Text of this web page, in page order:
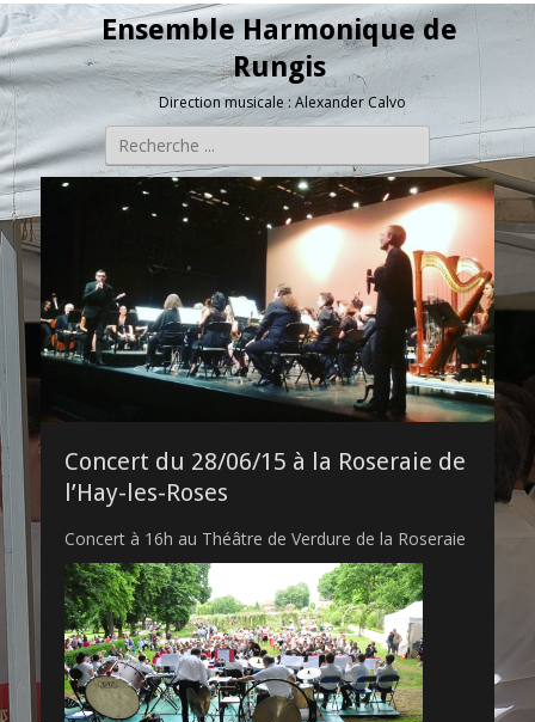
Ensemble Harmonique de
Rungis
Direction musicale : Alexander Calvo
Rechercher :
Concert du 28/06/15 à la Roseraie de
l’Hay-les-Roses
Concert à 16h au Théâtre de Verdure de la Roseraie